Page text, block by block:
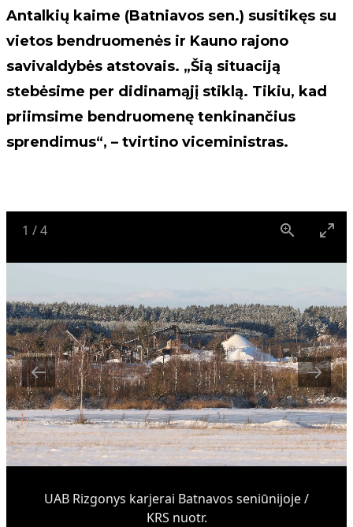
Antalkių kaime (Batniavos sen.) susitikęs su
vietos bendruomenės ir Kauno rajono
savivaldybės atstovais. „Šią situaciją
stebėsime per didinamąjį stiklą. Tikiu, kad
priimsime bendruomenę tenkinančius
sprendimus“, – tvirtino viceministras.
1 /4
UAB Rizgonys karjerai Batnavos seniūnijoje /
KRS nuotr.